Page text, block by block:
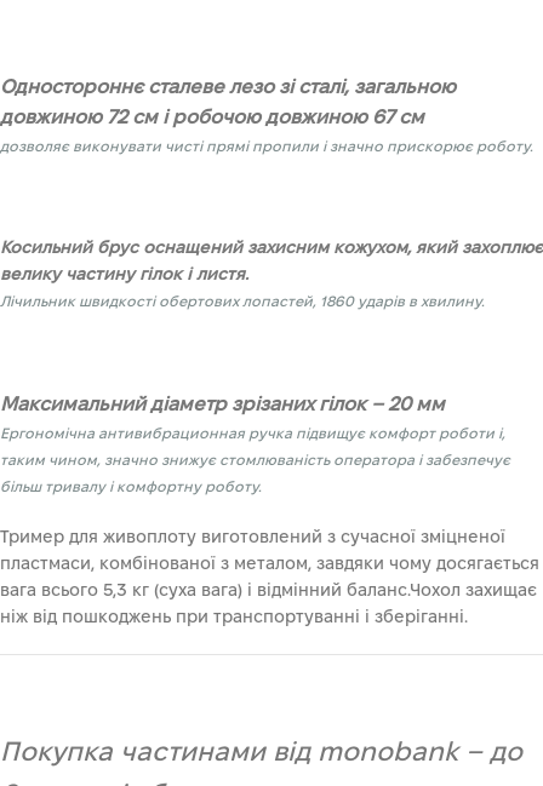
Одностороннє сталеве лезо зі сталі, загальною
довжиною 72 см і робочою довжиною 67 см
дозволяє виконувати чисті прямі пропили і значно прискорює роботу.
Косильний брус оснащений захисним кожухом, який захоплює
велику частину гілок і листя.
Лічильник швидкості обертових лопастей, 1860 ударів в хвилину.
Максимальний діаметр зрізаних гілок – 20 мм
Ергономічна антивибрационная ручка підвищує комфорт роботи і,
таким чином, значно знижує стомлюваність оператора і забезпечує
більш тривалу і комфортну роботу.
Тример для живоплоту виготовлений з сучасної зміцненої
пластмаси, комбінованої з металом, завдяки чому досягається
вага всього 5,3 кг (суха вага) і відмінний баланс.Чохол захищає
ніж від пошкоджень при транспортуванні і зберіганні.
Покупка частинами від monobank – до